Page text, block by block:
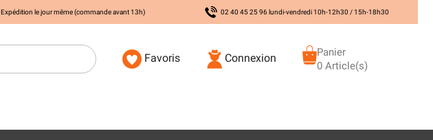
Expédition le jour même (commande avant 13h) 02 40 45 25 96 lundi-vendredi 10h-12h30 / 15h-18h30
Favoris Connexion
Panier
0 Article(s)